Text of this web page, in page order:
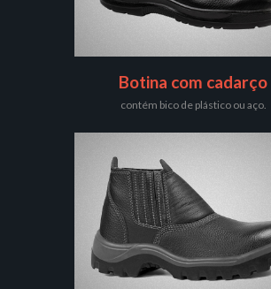
Botina com cadarço
contém bico de plástico ou aço.